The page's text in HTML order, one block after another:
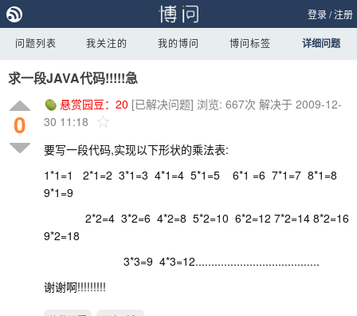
登录/注册
问题列表 我关注的 我的博问 博问标签 详细问题
求一段JAVA代码!!!!!急
0
悬赏园豆： 20 [已解决问题] 浏览: 667次 解决于 2009-12-
30 11:18
要写一段代码,实现以下形状的乘法表:
1*1=1 2*1=2 3*1=3 4*1=4 5*1=5 6*1 =6 7*1=7 8*1=8
9*1=9
2*2=4 3*2=6 4*2=8 5*2=10 6*2=12 7*2=14 8*2=16
9*2=18
3*3=9 4*3=12.......................................
谢谢啊!!!!!!!!!